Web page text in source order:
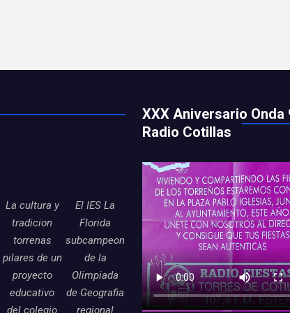
La cultura y
tradicion
torrenas
pilares de un
proyecto
educativo
del colegio
El IES La
Florida
subcampeon
de la
Olimpiada
de Geografia
regional
XXX Aniversario Onda
Radio Cotillas